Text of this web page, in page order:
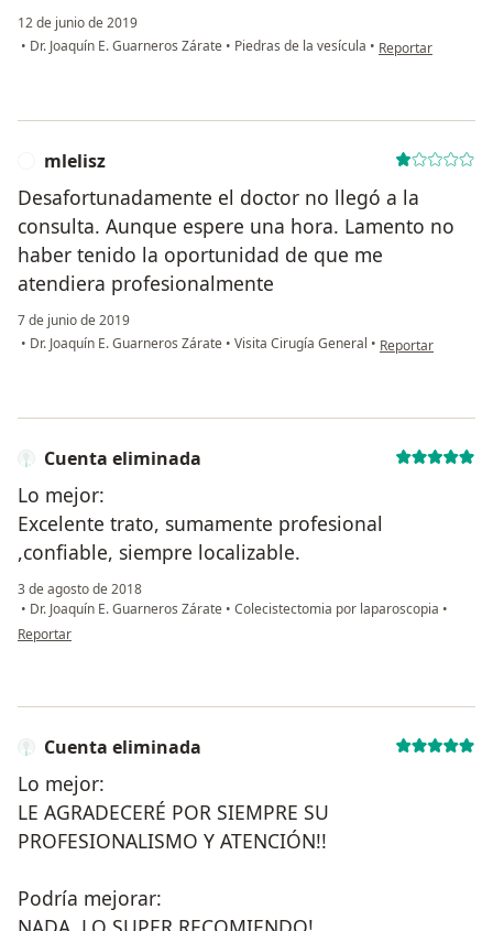
12 de junio de 2019
• Dr. Joaquín E. Guarneros Zárate • Piedras de la vesícula • en opinión del
Reportar
mlelisz
Desafortunadamente el doctor no llegó a la
consulta. Aunque espere una hora. Lamento no
haber tenido la oportunidad de que me
atendiera profesionalmente
7 de junio de 2019
• Dr. Joaquín E. Guarneros Zárate • Visita Cirugía General • en opinión del
Reportar
Cuenta eliminada
Lo mejor:
Excelente trato, sumamente profesional
,confiable, siempre localizable.
3 de agosto de 2018
• Dr. Joaquín E. Guarneros Zárate • Colecistectomia por laparoscopia •
en opinión del usuario Cuenta eliminada
Reportar
Cuenta eliminada
Lo mejor:
LE AGRADECERÉ POR SIEMPRE SU
PROFESIONALISMO Y ATENCIÓN!!
Podría mejorar: